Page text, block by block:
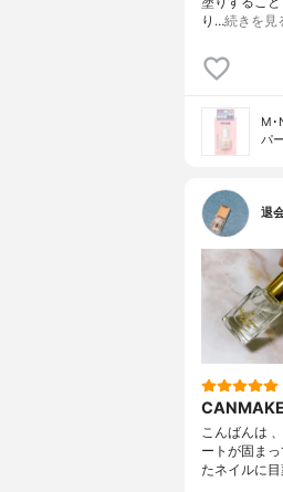
り…続きを見
M･
パ
退
CANMAKE
こんばんは
ートが固ま
たネイルに